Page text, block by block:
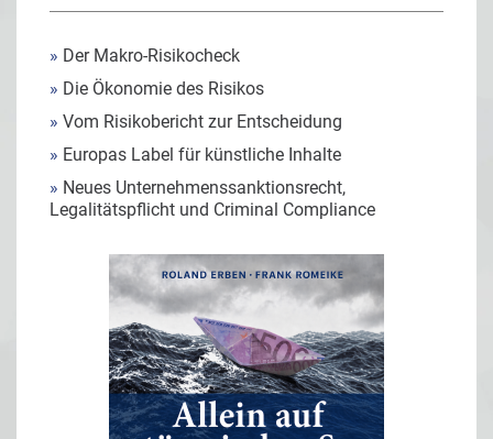
» Der Makro-Risikocheck
» Die Ökonomie des Risikos
» Vom Risikobericht zur Entscheidung
» Europas Label für künstliche Inhalte
» Neues Unternehmenssanktionsrecht,
Legalitätspflicht und Criminal Compliance